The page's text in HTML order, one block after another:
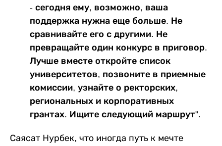
- сегодня ему, возможно, ваша
поддержка нужна еще больше. Не
сравнивайте его с другими. Не
превращайте один конкурс в приговор.
Лучше вместе откройте список
университетов, позвоните в приемные
комиссии, узнайте о ректорских,
региональных и корпоративных
грантах. Ищите следующий маршрут".
Саясат Нурбек, что иногда путь к мечте